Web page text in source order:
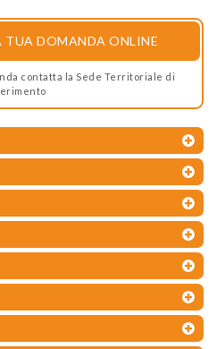
TUA DOMANDA ONLINE
contatta la Sede Territoriale di